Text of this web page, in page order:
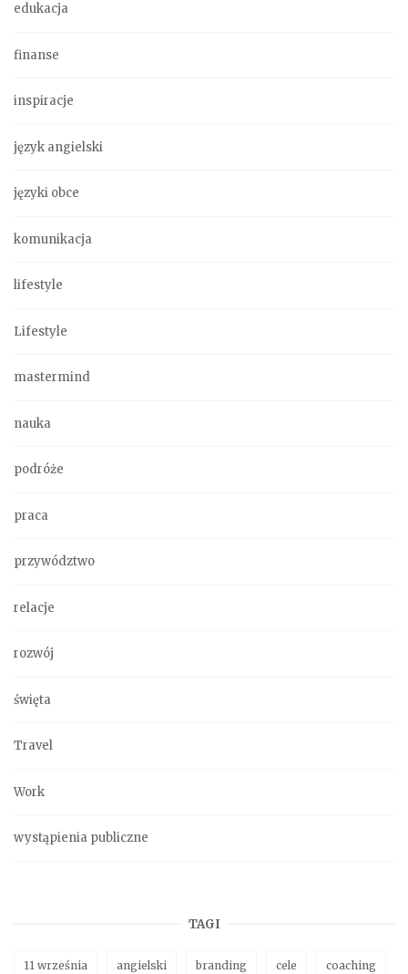
edukacja
finanse
inspiracje
język angielski
języki obce
komunikacja
lifestyle
Lifestyle
mastermind
nauka
podróże
praca
przywództwo
relacje
rozwój
święta
Travel
Work
wystąpienia publiczne
TAGI
11 września angielski branding cele coaching